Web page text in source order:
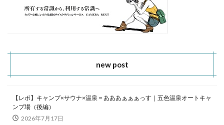
new post
【レポ】キャンプ×サウナ×温泉＝あああぁぁぁっす｜五色温泉オートキャ
ンプ場（後編）
2026年7月17日